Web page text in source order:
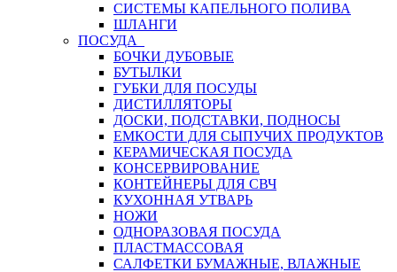
СИСТЕМЫ КАПЕЛЬНОГО ПОЛИВА
ШЛАНГИ
ПОСУДА
БОЧКИ ДУБОВЫЕ
БУТЫЛКИ
ГУБКИ ДЛЯ ПОСУДЫ
ДИСТИЛЛЯТОРЫ
ДОСКИ, ПОДСТАВКИ, ПОДНОСЫ
ЕМКОСТИ ДЛЯ СЫПУЧИХ ПРОДУКТОВ
КЕРАМИЧЕСКАЯ ПОСУДА
КОНСЕРВИРОВАНИЕ
КОНТЕЙНЕРЫ ДЛЯ СВЧ
КУХОННАЯ УТВАРЬ
НОЖИ
ОДНОРАЗОВАЯ ПОСУДА
ПЛАСТМАССОВАЯ
САЛФЕТКИ БУМАЖНЫЕ, ВЛАЖНЫЕ